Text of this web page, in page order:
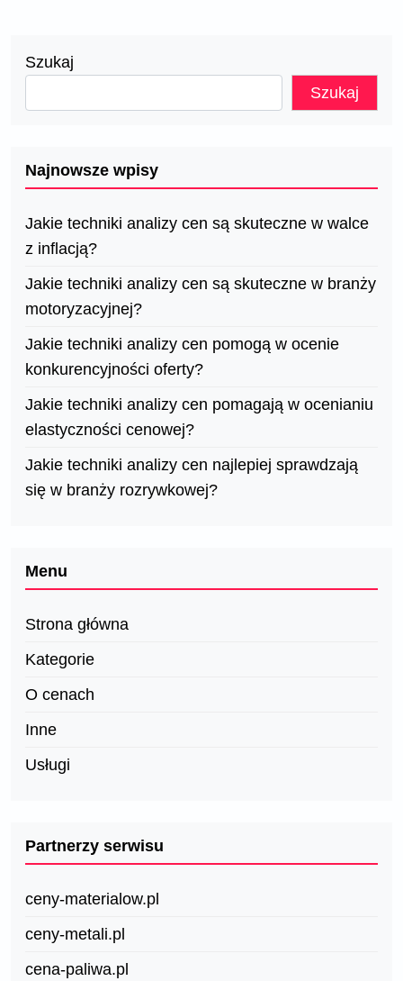
Szukaj
Szukaj
Najnowsze wpisy
Jakie techniki analizy cen są skuteczne w walce
z inflacją?
Jakie techniki analizy cen są skuteczne w branży
motoryzacyjnej?
Jakie techniki analizy cen pomogą w ocenie
konkurencyjności oferty?
Jakie techniki analizy cen pomagają w ocenianiu
elastyczności cenowej?
Jakie techniki analizy cen najlepiej sprawdzają
się w branży rozrywkowej?
Menu
Strona główna
Kategorie
O cenach
Inne
Usługi
Partnerzy serwisu
ceny-materialow.pl
ceny-metali.pl
cena-paliwa.pl